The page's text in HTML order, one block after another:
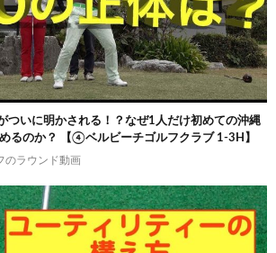
ついに明かされる！？なぜ1人だけ初めての沖縄
るのか？ 【④ベルビーチゴルフクラブ 1-3H】
のラウンド動画